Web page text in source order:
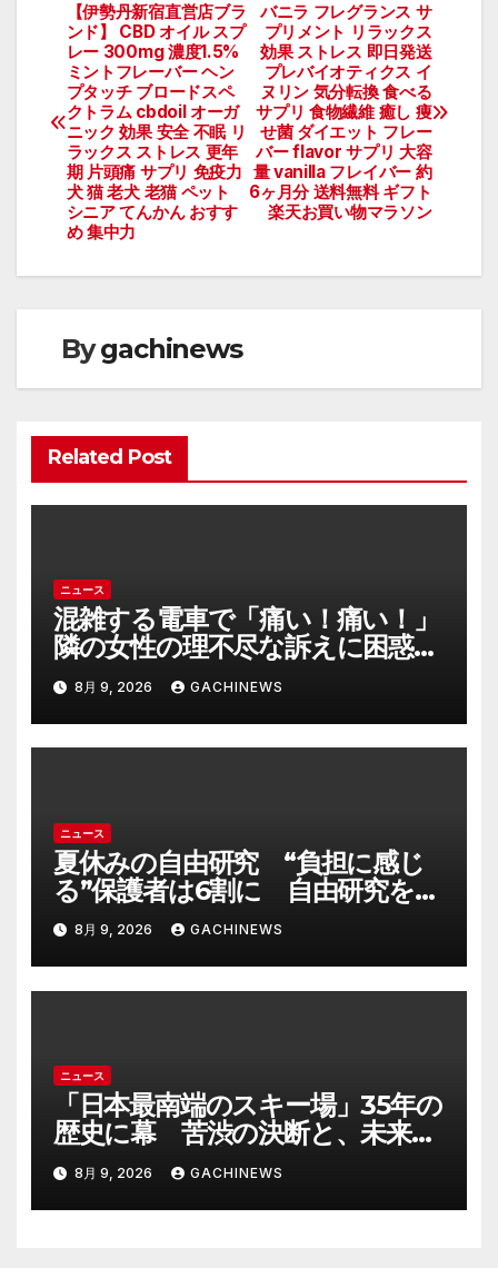
投
稿
ナ
ビ
ゲ
ー
ョ
ン
バニラ フレグランス サ
プリメント リラックス
効果 ストレス 即日発送
プレバイオティクス イ
ヌリン 気分転換 食べる
サプリ 食物繊維 癒し 痩
せ菌 ダイエット フレー
バー flavor サプリ 大容
量 vanilla フレイバー 約
6ヶ月分 送料無料 ギフト
楽天お買い物マラソン
【伊勢丹新宿直営店ブラ
ンド】 CBD オイル スプ
レー 300mg 濃度1.5%
ミントフレーバー ヘン
プタッチ ブロードスペ
クトラム cbdoil オーガ
ニック 効果 安全 不眠 リ
ラックス ストレス 更年
期 片頭痛 サプリ 免疫力
犬 猫 老犬 老猫 ペット
シニア てんかん おすす
め 集中力
Bygachinews
Related Post
ニュース
混雑する電車で「痛い！痛い！」
隣の女性の理不尽な訴えに困惑
時間が過ぎるのを待つしかなか
った(J-CASTニュース)
8月 9, 2026 GACHINEWS
ニュース
夏休みの自由研究 “負担に感じ
る”保護者は6割に 自由研究をサ
ポートする現場は「AIが答えてく
れる時代だが自分の目で」大分発
(FNNプライムオンライン)
8月 9, 2026 GACHINEWS
ニュース
「日本最南端のスキー場」35年の
歴史に幕 苦渋の決断と、未来へ
の一歩(FNNプライムオンライン)
8月 9, 2026 GACHINEWS